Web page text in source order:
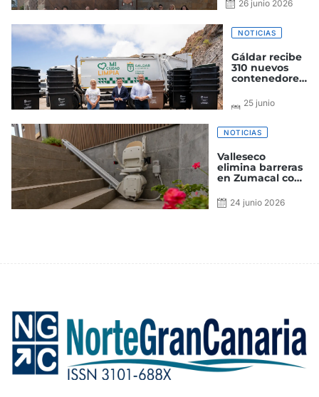
pintaderas,
identidad
aborigen
26 junio 2026
NOTICIAS
Gáldar recibe
310 nuevos
contenedores
instalación en
las próximas
municipio
25 junio
NOTICIAS
Valleseco
elimina barreras
en Zumacal con
de accesibilidad
en el local social
24 junio 2026